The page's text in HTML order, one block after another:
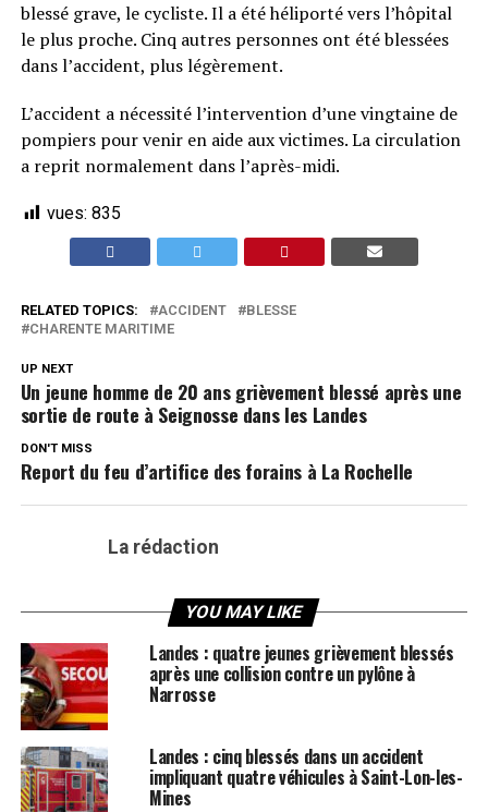
blessé grave, le cycliste. Il a été héliporté vers l’hôpital
le plus proche. Cinq autres personnes ont été blessées
dans l’accident, plus légèrement.
L’accident a nécessité l’intervention d’une vingtaine de
pompiers pour venir en aide aux victimes. La circulation
a reprit normalement dans l’après-midi.
vues: 835
RELATED TOPICS: ACCIDENT
BLESSE
CHARENTE MARITIME
UP NEXT
Un jeune homme de 20 ans grièvement blessé après une
sortie de route à Seignosse dans les Landes
DON'T MISS
Report du feu d’artifice des forains à La Rochelle
La rédaction
YOU MAY LIKE
Landes : quatre jeunes grièvement blessés
après une collision contre un pylône à
Narrosse
Landes : cinq blessés dans un accident
impliquant quatre véhicules à Saint-Lon-les-
Mines